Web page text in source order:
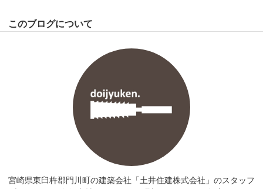
このブログについて
宮崎県東臼杵郡門川町の建築会社「土井住建株式会社」のスタッフ